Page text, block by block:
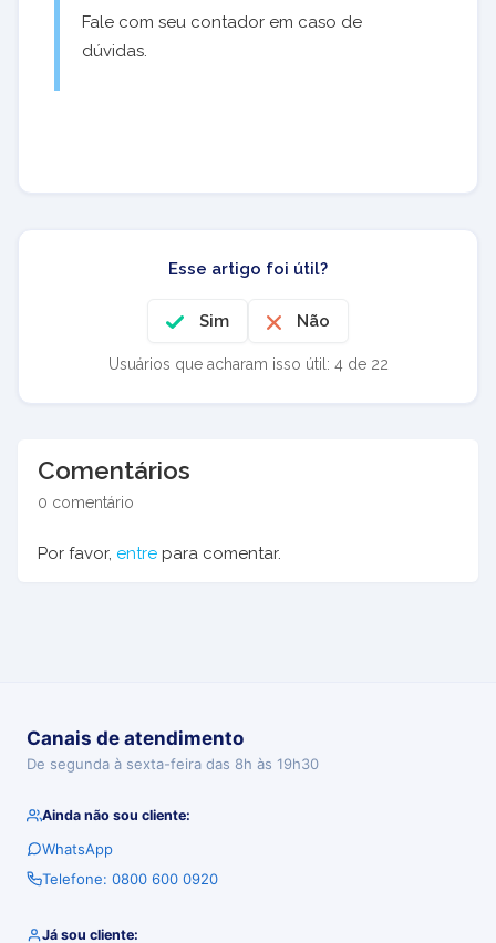
Fale com seu contador em caso de
dúvidas.
Esse artigo foi útil?
Sim Não
Usuários que acharam isso útil: 4 de 22
Comentários
0 comentário
Por favor, entre para comentar.
Canais de atendimento
De segunda à sexta-feira das 8h às 19h30
Ainda não sou cliente:
WhatsApp
Telefone: 0800 600 0920
Já sou cliente: